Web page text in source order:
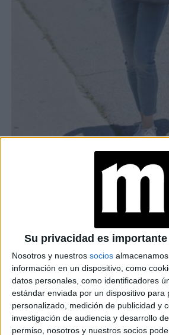
Su privacidad es
Nosotros y nuestros socios
información en un dispositivo, como
datos personales, como identificadores
estándar enviada por un dispositivo para
personalizado, medición de publicidad y
investigación de audiencia y desarrollo
permiso, nosotros y nuestros socios
LA
SU